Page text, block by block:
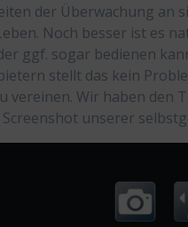
der Überwachung an
Noch besser ist es
ggf. sogar bedienen
stellt das kein
vereinen. Wir haben den
unserer